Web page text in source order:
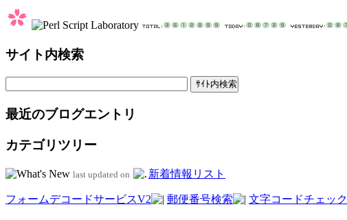
サイト内検索
最近のブログエントリ
カテゴリツリー
last updated on 新着情報リスト
フォームデコードサービスV2 郵便番号検索 文字コードチェック